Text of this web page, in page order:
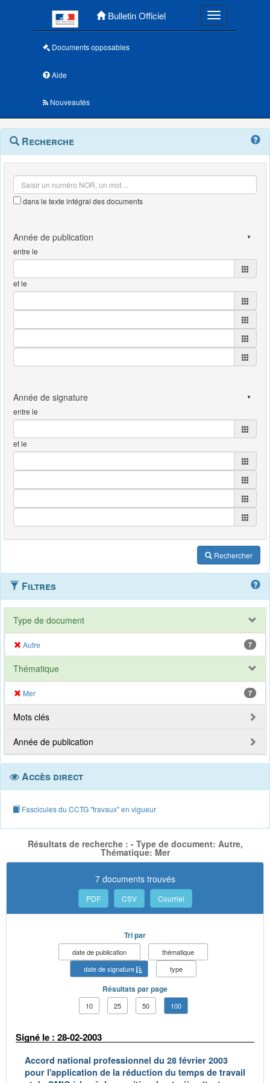
Bulletin Officiel Toggle
Documents opposables
Aide
Nouveautés
Navigation
outils
Menu
contextuel
Recherche
dans le texte intégral des documents
entre le
et le
entre le
et le
Rechercher
Filtres
Type de document
Autre 7
Thématique
Mer 7
Mots clés
Année de publication
Accès direct
Fascicules du CCTG "travaux" en vigueur
Résultats de recherche : - Type de document: Autre,
Thématique: Mer
7 documents trouvés
PDF CSV Courriel
Tri par
date de publication
thématique
date de signature
type
Résultats par page
10 25 50 100
Signé le : 28-02-2003
Accord national professionnel du 28 février 2003
pour l'application de la réduction du temps de travail